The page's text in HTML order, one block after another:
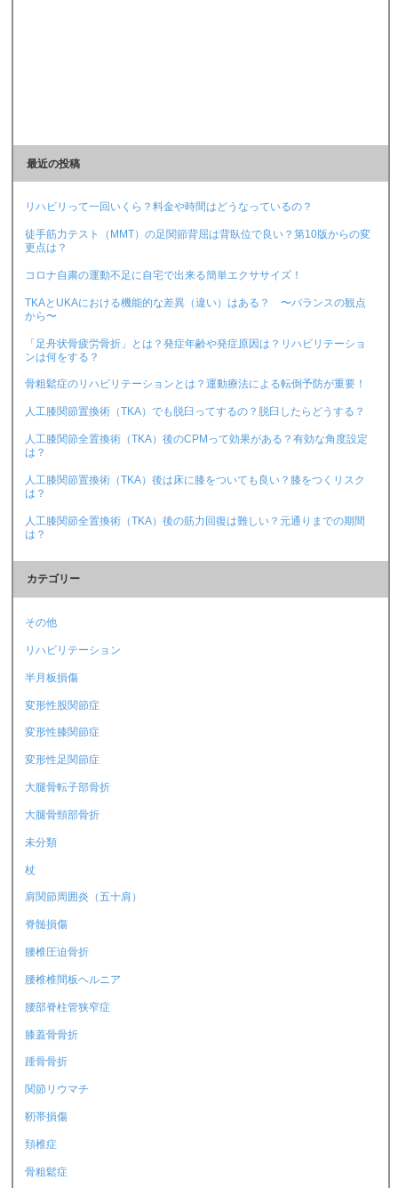
最近の投稿
リハビリって一回いくら？料金や時間はどうなっているの？
徒手筋力テスト（MMT）の足関節背屈は背臥位で良い？第10版からの変
更点は？
コロナ自粛の運動不足に自宅で出来る簡単エクササイズ！
TKAとUKAにおける機能的な差異（違い）はある？ 〜バランスの観点
から〜
「足舟状骨疲労骨折」とは？発症年齢や発症原因は？リハビリテーショ
ンは何をする？
骨粗鬆症のリハビリテーションとは？運動療法による転倒予防が重要！
人工膝関節置換術（TKA）でも脱臼ってするの？脱臼したらどうする？
人工膝関節全置換術（TKA）後のCPMって効果がある？有効な角度設定
は？
人工膝関節置換術（TKA）後は床に膝をついても良い？膝をつくリスク
は？
人工膝関節全置換術（TKA）後の筋力回復は難しい？元通りまでの期間
は？
カテゴリー
その他
リハビリテーション
半月板損傷
変形性股関節症
変形性膝関節症
変形性足関節症
大腿骨転子部骨折
大腿骨頸部骨折
未分類
杖
肩関節周囲炎（五十肩）
脊髄損傷
腰椎圧迫骨折
腰椎椎間板ヘルニア
腰部脊柱管狭窄症
膝蓋骨骨折
踵骨骨折
関節リウマチ
靭帯損傷
頚椎症
骨粗鬆症